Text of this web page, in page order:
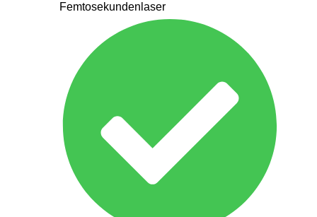
Femtosekundenlaser